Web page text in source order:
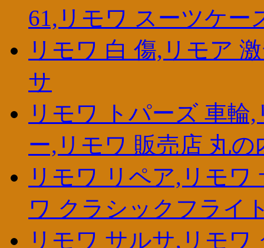
61,リモワ スーツケー
リモワ 白 傷,リモア
サ
リモワ トパーズ 車
ー,リモワ 販売店 丸の
リモワ リペア,リモ
ワ クラシックフライ
リモワ サルサ,リモ